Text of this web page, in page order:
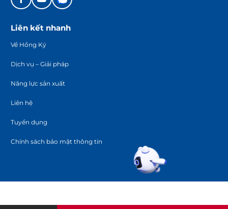
Liên kết nhanh
Về Hồng Ký
Dịch vụ – Giải pháp
Năng lực sản xuất
Liên hệ
Tuyển dụng
Chính sách bảo mật thông tin